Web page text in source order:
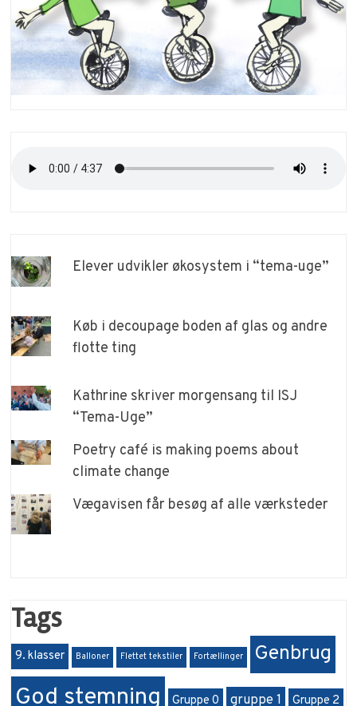
Elever udvikler økosystem i “tema-uge”
Køb i decoupage boden af glas og andre
flotte ting
Kathrine skriver morgensang til ISJ
“Tema-Uge”
Poetry café is making poems about
climate change
Vægavisen får besøg af alle værksteder
Tags
9. klasser Balloner Flettet tekstiler Fortællinger Genbrug
God stemning Gruppe 0 gruppe 1 Gruppe 2